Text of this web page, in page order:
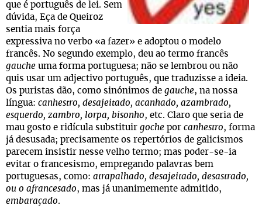
que é português de lei. Sem
dúvida, Eça de Queiroz
sentia mais força
expressiva no verbo «a fazer» e adoptou o modelo
francês. No segundo exemplo, deu ao termo francês
gauche uma forma portuguesa; não se lembrou ou não
quis usar um adjectivo português, que traduzisse a ideia.
Os puristas dão, como sinónimos de gauche, na nossa
língua: canhestro, desajeitado, acanhado, azambrado,
esquerdo, zambro, lorpa, bisonho, etc. Claro que seria de
mau gosto e ridícula substituir goche por canhestro, forma
já desusada; precisamente os repertórios de galicismos
parecem insistir nesse velho termo; mas poder-se-ia
evitar o francesismo, empregando palavras bem
portuguesas, como: atrapalhado, desajeitado, desastrado,
ou o afrancesado, mas já unanimemente admitido,
embaraçado.